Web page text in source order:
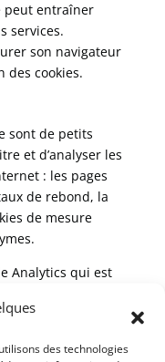
des technologies
peut entraîner
services.
son navigateur
des cookies.
sont de petits
et d’analyser les
: les pages
de rebond, la
de mesure
Analytics qui est
sont associés